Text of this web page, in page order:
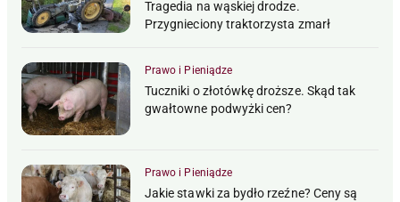
Tragedia na wąskiej drodze.
Przygnieciony traktorzysta zmarł
Prawo i Pieniądze
Tuczniki o złotówkę droższe. Skąd tak
gwałtowne podwyżki cen?
Prawo i Pieniądze
Jakie stawki za bydło rzeźne? Ceny są